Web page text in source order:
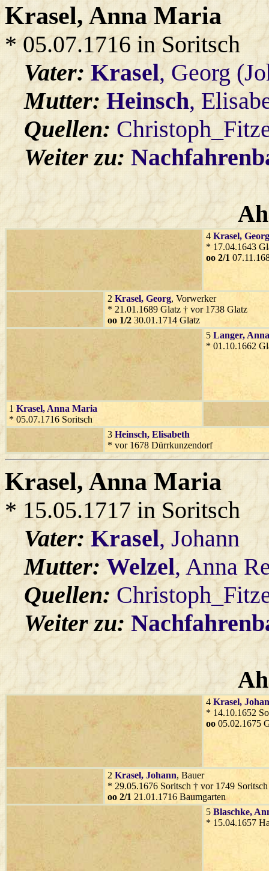
Krasel, Anna Maria
* 05.07.1716 in Soritsch
Vater:Krasel, Georg
Mutter:Heinsch,
Quellen:
Weiter zu:
4 Krasel, Georg
* 17.04.1643
oo 2/1
2 Krasel, Georg, Vorwerker
* 21.01.1689 Glatz † vor 1738 Glatz
oo 1/2 30.01.1714 Glatz
5 Langer, Anna
* 01.10.1662
1 Krasel, Anna Maria
* 05.07.1716 Soritsch
3 Heinsch, Elisabeth
* vor 1678 Dürrkunzendorf
Krasel, Anna Maria
* 15.05.1717 in Soritsch
Vater:Krasel, Johann
Mutter: Welzel, Anna
Quellen:
Weiter zu:
4 Krasel,
* 14.10.1652
oo 05.02.1675
2 Krasel, Johann, Bauer
* 29.05.1676 Soritsch † vor 1749 Soritsch
oo 2/1 21.01.1716 Baumgarten
5 Blaschke,
* 15.04.1657